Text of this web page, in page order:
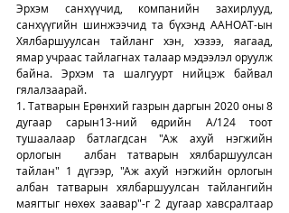
Эрхэм санхүүчид, компанийн захирлууд,
санхүүгийн шинжээчид та бүхэнд ААНОАТ-ын
Хялбаршуулсан тайланг хэн, хэзээ, яагаад,
ямар учраас тайлагнах талаар мэдээлэл оруулж
байна. Эрхэм та шалгуурт нийцэж байвал
гялалзаарай.
1. Татварын Ерөнхий газрын даргын 2020 оны 8
дугаар сарын13-ний өдрийн А/124 тоот
тушаалаар батлагдсан "Аж ахуй нэгжийн
орлогын  албан татварын хялбаршуулсан
тайлан" 1 дүгээр, "Аж ахуй нэгжийн орлогын
албан татварын хялбаршуулсан тайлангийн
маягтыг нөхөх заавар"-г 2 дугаар хавсралтаар